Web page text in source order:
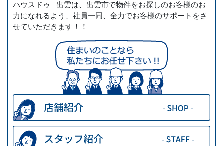
ハウスドゥ 出雲は、出雲市で物件をお探しのお客様のお
力になれるよう、社員一同、全力でお客様のサポートをさ
せていただきます！！